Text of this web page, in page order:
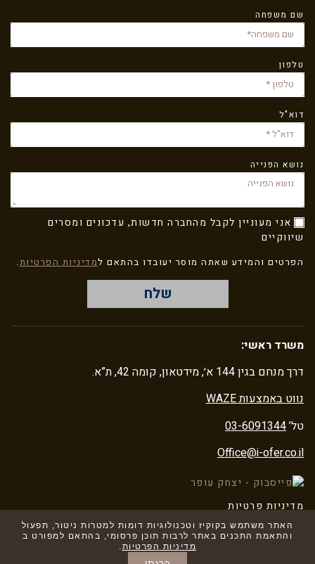
האתר משתמש בקוקיז וטכנולוגיות דומות למטרות ניטור, תפעול
והתאמת התכנים באתר לרבות תוכן פרסומי, בהתאם למפורט ב
מדיניות הפרטיות.
משרד ראשי:
דרך מנחם בגין 144 א׳, מידטאון, קומה 42, ת”א.
נווט באמצעות WAZE
טל’03-6091344
Office@i-ofer.co.il
מדיניות פרטיות
הצהרת נגישות
שם משפחה
טלפון
דוא"ל
נושא הפנייה
אני מעוניין לקבל מהחברה חדשות, עדכונים ומסרים
שיווקיים
הפרטים והמידע שאתה מוסר יעובדו בהתאם למדיניות הפרטיות.
שלח